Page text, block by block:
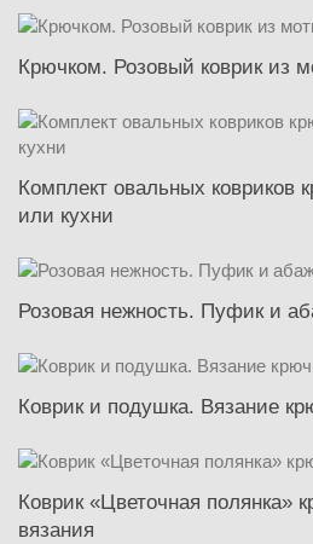
Крючком. Розовый коврик из
Комплект овальных ковриков
или кухни
Розовая нежность. Пуфик и
Коврик и подушка. Вязание
Коврик «Цветочная полянка»
вязания